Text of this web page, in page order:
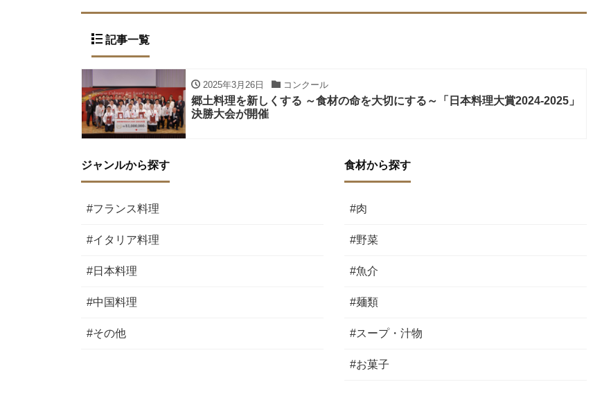
記事一覧
2025年3月26日 コンクール
郷土料理を新しくする ～食材の命を大切にする～「日本料理大賞2024-2025」
決勝大会が開催
ジャンルから探す
#フランス料理
#イタリア料理
#日本料理
#中国料理
#その他
食材から探す
#肉
#野菜
#魚介
#麺類
#スープ・汁物
#お菓子